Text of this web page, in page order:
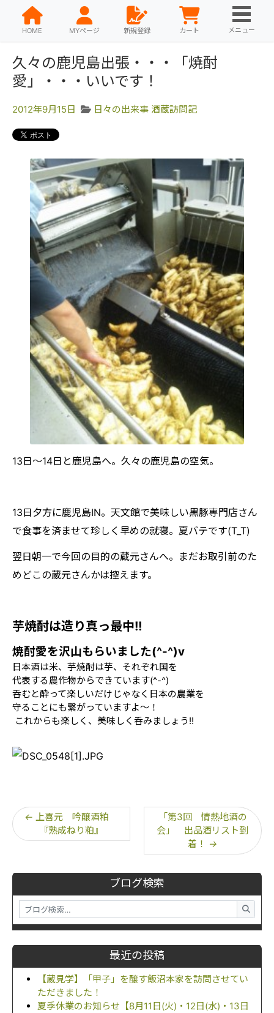
HOME MYページ 新規登録 カート メニュー
ブログ検索
最近の投稿
【蔵見学】「甲子」を醸す飯沼本家を訪問させてい
ただきました！
夏季休業のお知らせ【8月11日(火)・12日(水)・13日
久々の鹿児島出張・・・「焼酎
愛」・・・いいです！
2012年9月15日 日々の出来事 酒蔵訪問記
13日～14日と鹿児島へ。久々の鹿児島の空気。
13日夕方に鹿児島IN。天文館で美味しい黒豚専門店さん
で食事を済ませて珍しく早めの就寝。夏バテです(T_T)
翌日朝一で今回の目的の蔵元さんへ。まだお取引前のた
めどこの蔵元さんかは控えます。
芋焼酎は造り真っ最中!!
焼酎愛を沢山もらいました(^-^)v
日本酒は米、芋焼酎は芋、それぞれ国を
代表する農作物からできています(^-^)
呑むと酔って楽しいだけじゃなく日本の農業を
守ることにも繋がっていますよ～！
これからも楽しく、美味しく呑みましょう!!
← 上喜元 吟醸酒粕
『熟成ねり粕』
「第3回 情熱地酒の
会」 出品酒リスト到
着！ →